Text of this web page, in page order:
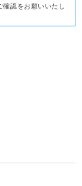
確認をお願いいたし